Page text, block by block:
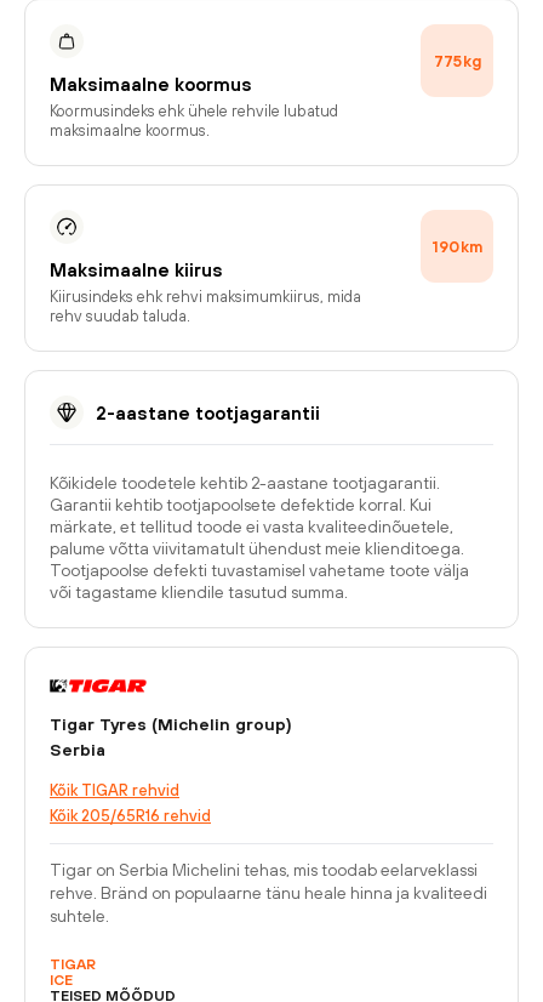
Maksimaalne koormus
Koormusindeks ehk ühele rehvile lubatud
maksimaalne koormus.
775kg
Maksimaalne kiirus
Kiirusindeks ehk rehvi maksimumkiirus, mida
rehv suudab taluda.
190km
2-aastane tootjagarantii
Kõikidele toodetele kehtib 2-aastane tootjagarantii.
Garantii kehtib tootjapoolsete defektide korral. Kui
märkate, et tellitud toode ei vasta kvaliteedinõuetele,
palume võtta viivitamatult ühendust meie klienditoega.
Tootjapoolse defekti tuvastamisel vahetame toote välja
või tagastame kliendile tasutud summa.
Tigar Tyres (Michelin group)
Serbia
Kõik TIGAR rehvid
Kõik 205/65R16 rehvid
Tigar on Serbia Michelini tehas, mis toodab eelarveklassi
rehve. Bränd on populaarne tänu heale hinna ja kvaliteedi
suhtele.
TIGAR
ICE
TEISED MÕÕDUD